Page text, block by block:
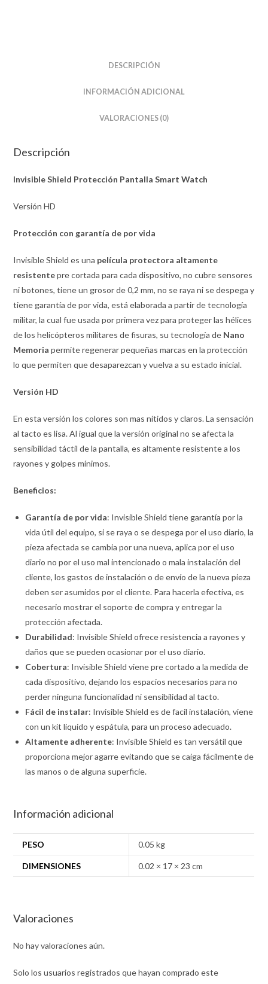
DESCRIPCIÓN
INFORMACIÓN ADICIONAL
VALORACIONES (0)
Descripción
Invisible Shield Protección Pantalla Smart Watch
Versión HD
Protección con garantía de por vida
Invisible Shield es una película protectora altamente
resistentepre cortada para cada dispositivo, no cubre sensores
ni botones, tiene un grosor de 0,2 mm, no se raya ni se despega y
tiene garantía de por vida, está elaborada a partir de tecnología
militar, la cual fue usada por primera vez para proteger las hélices
de los helicópteros militares de fisuras, su tecnología de Nano
Memoria permite regenerar pequeñas marcas en la protección
lo que permiten que desaparezcan y vuelva a su estado inicial.
Versión HD
En esta versión los colores son mas nítidos y claros. La sensación
al tacto es lisa. Al igual que la versión original no se afecta la
sensibilidad táctil de la pantalla, es altamente resistente a los
rayones y golpes mínimos.
Beneficios:
Garantía de por vida: Invisible Shield tiene garantía por la
vida útil del equipo, si se raya o se despega por el uso diario, la
pieza afectada se cambia por una nueva, aplica por el uso
diario no por el uso mal intencionado o mala instalación del
cliente, los gastos de instalación o de envío de la nueva pieza
deben ser asumidos por el cliente. Para hacerla efectiva, es
necesario mostrar el soporte de compra y entregar la
protección afectada.
Durabilidad: Invisible Shield ofrece resistencia a rayones y
daños que se pueden ocasionar por el uso diario.
Cobertura: Invisible Shield viene pre cortado a la medida de
cada dispositivo, dejando los espacios necesarios para no
perder ninguna funcionalidad ni sensibilidad al tacto.
Fácil de instalar: Invisible Shield es de facil instalación, viene
con un kit liquido y espátula, para un proceso adecuado.
Altamente adherente: Invisible Shield es tan versátil que
proporciona mejor agarre evitando que se caiga fácilmente de
las manos o de alguna superficie.
Información adicional
PESO 0.05 kg
DIMENSIONES 0.02 × 17 × 23 cm
Valoraciones
No hay valoraciones aún.
Solo los usuarios registrados que hayan comprado este